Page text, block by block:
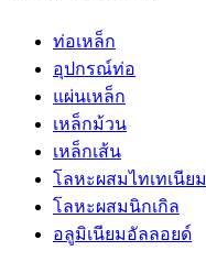
ท่อเหล็ก
อุปกรณ์ท่อ
แผ่นเหล็ก
เหล็กม้วน
เหล็กเส้น
โลหะผสมไทเทเนียม
โลหะผสมนิกเกิล
อลูมิเนียมอัลลอยด์